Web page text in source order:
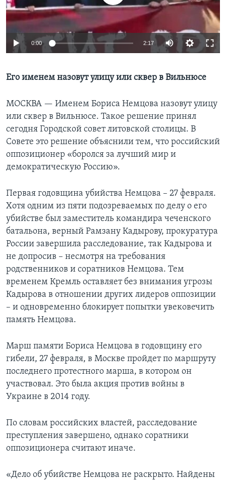
Learning English
СОЦИАЛЬНЫЕ СЕТИ
0:00 2:17
Его именем назовут улицу или сквер в Вильнюсе
МОСКВА — Именем Бориса Немцова назовут улицу
или сквер в Вильнюсе. Такое решение принял
сегодня Городской совет литовской столицы. В
Совете это решение объяснили тем, что российский
оппозиционер «боролся за лучший мир и
демократическую Россию».
Первая годовщина убийства Немцова – 27 февраля.
Хотя одним из пяти подозреваемых по делу о его
убийстве был заместитель командира чеченского
батальона, верный Рамзану Кадырову, прокуратура
России завершила расследование, так Кадырова и
не допросив – несмотря на требования
родственников и соратников Немцова. Тем
временем Кремль оставляет без внимания угрозы
Кадырова в отношении других лидеров оппозиции
– и одновременно блокирует попытки увековечить
память Немцова.
Марш памяти Бориса Немцова в годовщину его
гибели, 27 февраля, в Москве пройдет по маршруту
последнего протестного марша, в котором он
участвовал. Это была акция против войны в
Украине в 2014 году.
По словам российских властей, расследование
преступления завершено, однако соратники
оппозиционера считают иначе.
«Дело об убийстве Немцова не раскрыто. Найдены